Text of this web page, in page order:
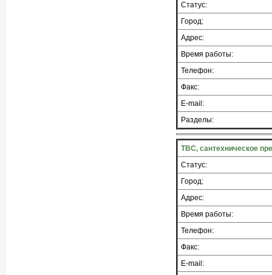
Статус:
Город:
Адрес:
Время работы:
Телефон:
Факс:
E-mail:
Разделы:
ТВС, сантехническое
Статус:
Город:
Адрес:
Время работы:
Телефон:
Факс:
E-mail: